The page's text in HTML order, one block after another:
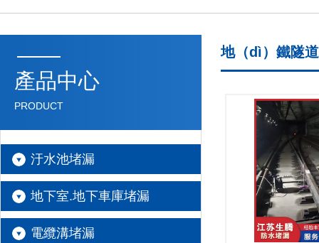
輸煤廊道堵（dǔ）漏
產品中心
PRODUCT
汙水池堵漏
地下室.地下車庫堵漏
電纜溝堵漏
地（dì）鐵隧